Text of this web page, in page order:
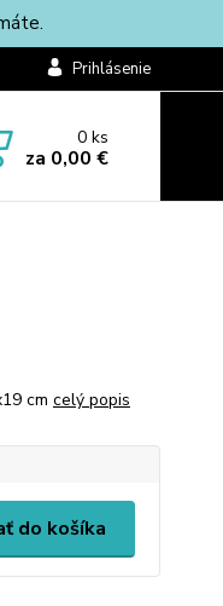
Prihlásenie
0ks
za 0,00 €
cm celý popis
do košíka